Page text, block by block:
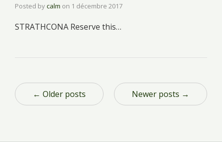
Posted bycalm on 1 décembre 2017
STRATHCONA Reserve this…
← Older posts Newer posts →